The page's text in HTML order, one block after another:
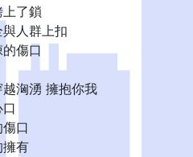
了鎖
人群上扣
傷口
洶湧 擁抱你我
口
有